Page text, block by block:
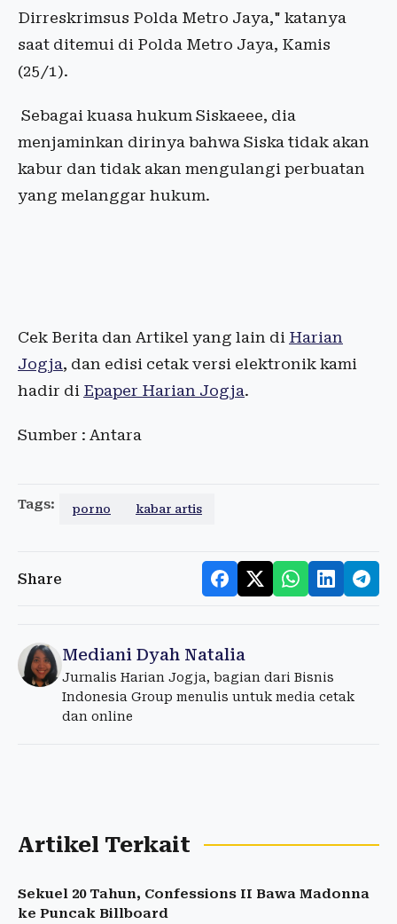
Dirreskrimsus Polda Metro Jaya," katanya
saat ditemui di Polda Metro Jaya, Kamis
(25/1).
Sebagai kuasa hukum Siskaeee, dia
menjaminkan dirinya bahwa Siska tidak akan
kabur dan tidak akan mengulangi perbuatan
yang melanggar hukum.
Cek Berita dan Artikel yang lain di Harian
Jogja, dan edisi cetak versi elektronik kami
hadir di Epaper Harian Jogja.
Sumber : Antara
Tags: porno kabar artis
Share
Mediani Dyah Natalia
Jurnalis Harian Jogja, bagian dari Bisnis
Indonesia Group menulis untuk media cetak
dan online
Artikel Terkait
Sekuel 20 Tahun, Confessions II Bawa Madonna
ke Puncak Billboard